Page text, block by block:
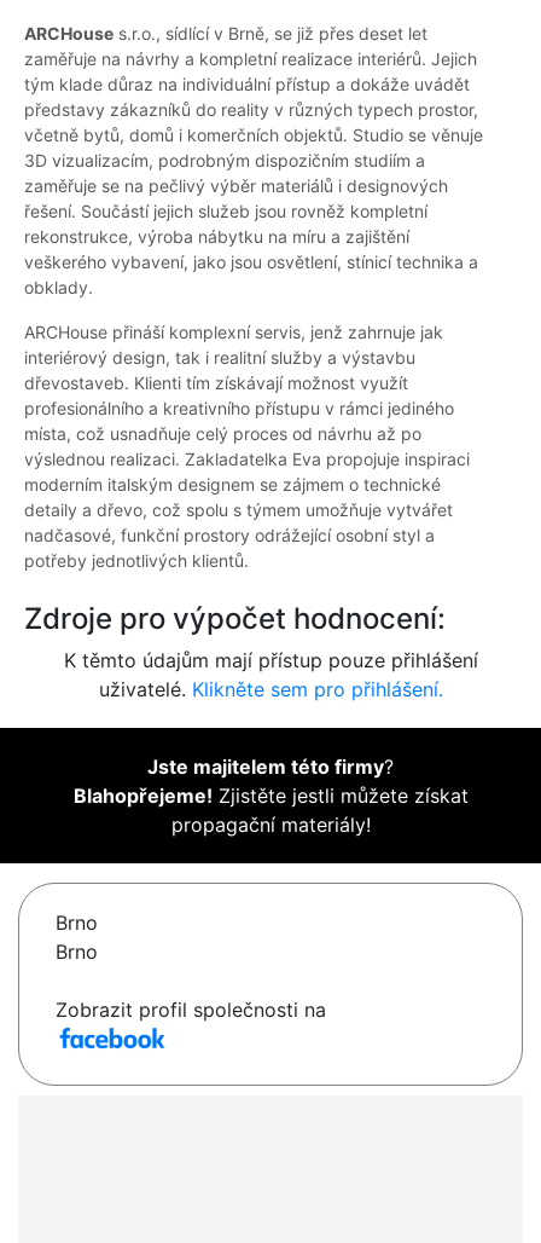
ARCHouse s.r.o., sídlící v Brně, se již přes deset let
zaměřuje na návrhy a kompletní realizace interiérů. Jejich
tým klade důraz na individuální přístup a dokáže uvádět
představy zákazníků do reality v různých typech prostor,
včetně bytů, domů i komerčních objektů. Studio se věnuje
3D vizualizacím, podrobným dispozičním studiím a
zaměřuje se na pečlivý výběr materiálů i designových
řešení. Součástí jejich služeb jsou rovněž kompletní
rekonstrukce, výroba nábytku na míru a zajištění
veškerého vybavení, jako jsou osvětlení, stínicí technika a
obklady.
ARCHouse přináší komplexní servis, jenž zahrnuje jak
interiérový design, tak i realitní služby a výstavbu
dřevostaveb. Klienti tím získávají možnost využít
profesionálního a kreativního přístupu v rámci jediného
místa, což usnadňuje celý proces od návrhu až po
výslednou realizaci. Zakladatelka Eva propojuje inspiraci
moderním italským designem se zájmem o technické
detaily a dřevo, což spolu s týmem umožňuje vytvářet
nadčasové, funkční prostory odrážející osobní styl a
potřeby jednotlivých klientů.
Zdroje pro výpočet hodnocení:
K těmto údajům mají přístup pouze přihlášení
uživatelé. Klikněte sem pro přihlášení.
Jste majitelem této firmy?
Blahopřejeme! Zjistěte jestli můžete získat
propagační materiály!
Brno
Brno
Zobrazit profil společnosti na